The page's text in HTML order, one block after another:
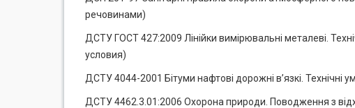
речовинами)
ДСТУ ГОСТ 427:2009 Лінійки вимірювальні металеві.
условия)
ДСТУ 4044-2001 Бітуми нафтові дорожні в’язкі. Технічні
ДСТУ 4462.3.01:2006 Охорона природи. Поводження з